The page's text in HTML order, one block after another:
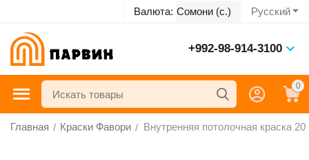
Русский
Валюта: Сомони (с.)
+992-98-914-3100
0
Главная / Краски Фавори / Внутренняя потолочная краска 20